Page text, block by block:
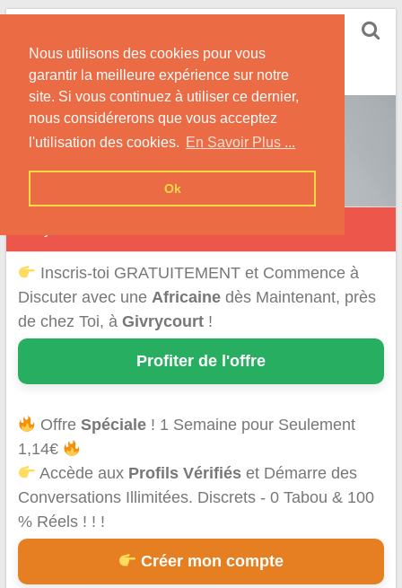
Nous utilisons des cookies pour vous
garantir la meilleure expérience sur notre
site. Si vous continuez à utiliser ce dernier,
nous considérerons que vous acceptez
l'utilisation des cookies. En Savoir Plus ...
Ok
Skip
content
Conseils et Infos pour la Rencontre d'une Belle
Africaine !
Inscris-toi GRATUITEMENT et Commence à
Discuter avec une Africainedès Maintenant, près
de chez Toi, à Givrycourt!
Profiter de l'offre
OffreSpéciale ! 1 Semaine pour Seulement
1,14€
Accède aux Profils Vérifiés et Démarre des
Conversations Illimitées. Discrets - 0 Tabou & 100
% Réels ! ! !
Créer mon compte